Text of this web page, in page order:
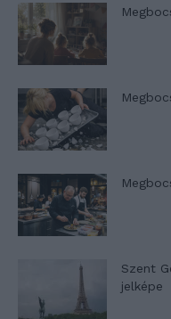
Szent
jelképe